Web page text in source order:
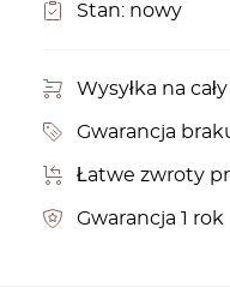
Stan: nowy
Wysyłka na
Gwarancja
Łatwe zwroty
Gwarancja 1 rok